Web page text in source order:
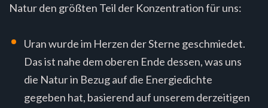
Natur den größten Teil der Konzentration für uns:
Uran wurde im Herzen der Sterne geschmiedet.
Das ist nahe dem oberen Ende dessen, was uns
die Natur in Bezug auf die Energiedichte
gegeben hat, basierend auf unserem derzeitigen